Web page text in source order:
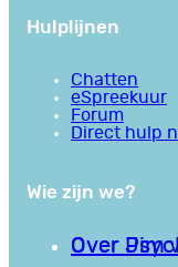
Hulplijnen
Chatten
eSpreekuur
Forum
Direct hulp
Wie zijn we?
Over
Over Jim